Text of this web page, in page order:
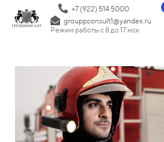
+7 (922) 514 5000
grouppconsult1@yandex.ru
Режим работы с 8 до 17 мск